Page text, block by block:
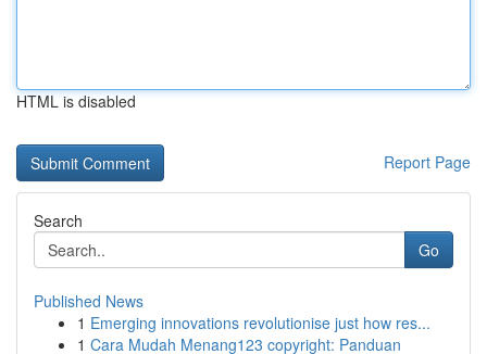
HTML is disabled
Report Page
Search
Go
Published News
1 Emerging innovations revolutionise just how res...
1 Cara Mudah Menang123 copyright: Panduan